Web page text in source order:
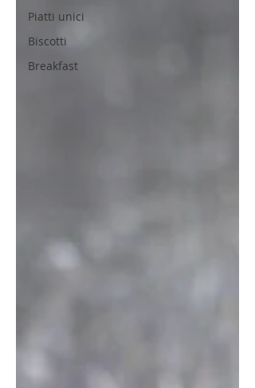
Piatti unici
Biscotti
Breakfast